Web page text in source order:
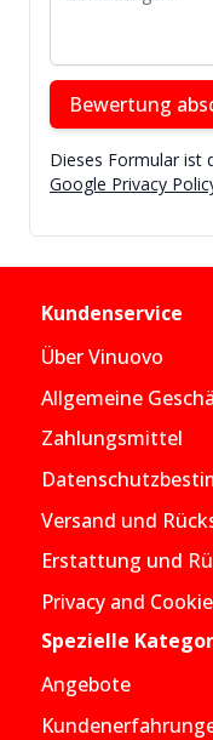
Bewertung
Dieses Formular ist
Google Privacy
Kundenservice
Über Vinuovo
Allgemeine
Zahlungsmittel
Versand und
Erstattung und
Privacy and
Spezielle
Angebote